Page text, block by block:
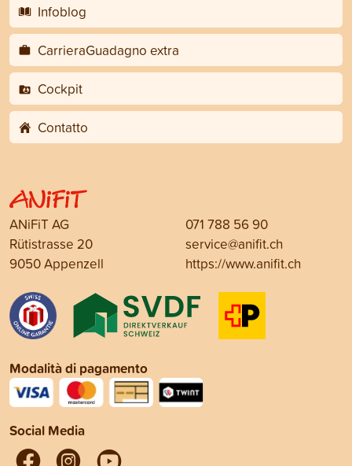
Infoblog
CarrieraGuadagno extra
Cockpit
Contatto
ANiFiT AG
Rütistrasse 20
9050 Appenzell
071 788 56 90
service@anifit.ch
https://www.anifit.ch
Modalità di pagamento
Social Media